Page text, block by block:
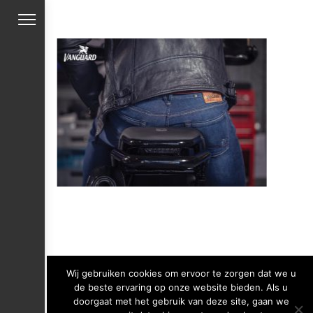
Wij gebruiken cookies om ervoor te zorgen dat we u
de beste ervaring op onze website bieden. Als u
doorgaat met het gebruik van deze site, gaan we